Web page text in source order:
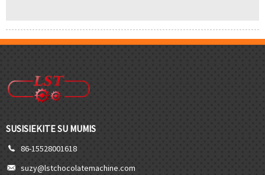
SUSISIEKITE SU MUMIS
86-15528001618
suzy@lstchocolatemachine.com